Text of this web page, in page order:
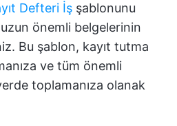
Defteri İş şablonunu
önemli belgelerinin
Bu şablon, kayıt tutma
ve tüm önemli
toplamanıza olanak